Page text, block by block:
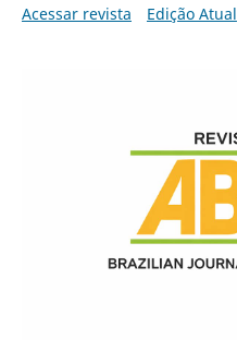
Acessar revista Edição Atual